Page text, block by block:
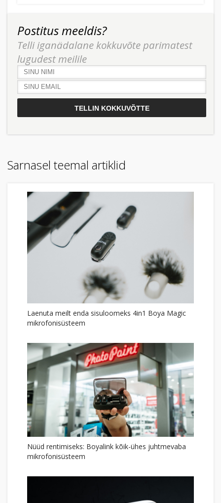
Postitus meeldis?
Telli iganädalane kokkuvõte parimatest
lugudest meilile
Sarnasel teemal artiklid
Laenuta meilt enda sisuloomeks 4in1 Boya Magic
mikrofonisüsteem
Nüüd rentimiseks: Boyalink kõik-ühes juhtmevaba
mikrofonisüsteem